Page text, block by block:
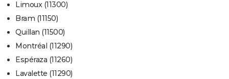
Limoux (11300)
Bram (11150)
Quillan (11500)
Montréal (11290)
Espéraza (11260)
Lavalette (11290)